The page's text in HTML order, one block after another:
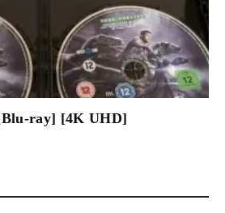
ray] [4K UHD]